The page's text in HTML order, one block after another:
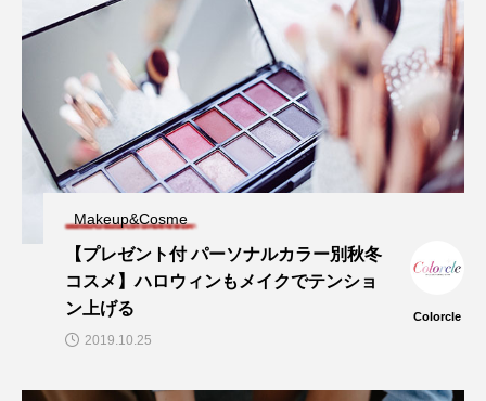
Makeup&Cosme
【プレゼント付 パーソナルカラー別秋冬
コスメ】ハロウィンもメイクでテンショ
ン上げる
Colorcle
2019.10.25